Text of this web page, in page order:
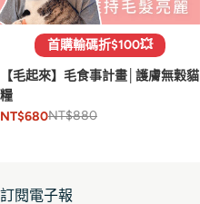
首購輸碼折$100💥
【毛起來】毛食事計畫│護膚無穀貓
糧
NT$680NT$880
訂閱電子報